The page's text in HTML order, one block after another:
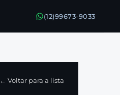
(12)99673-9033
← Voltar para a lista